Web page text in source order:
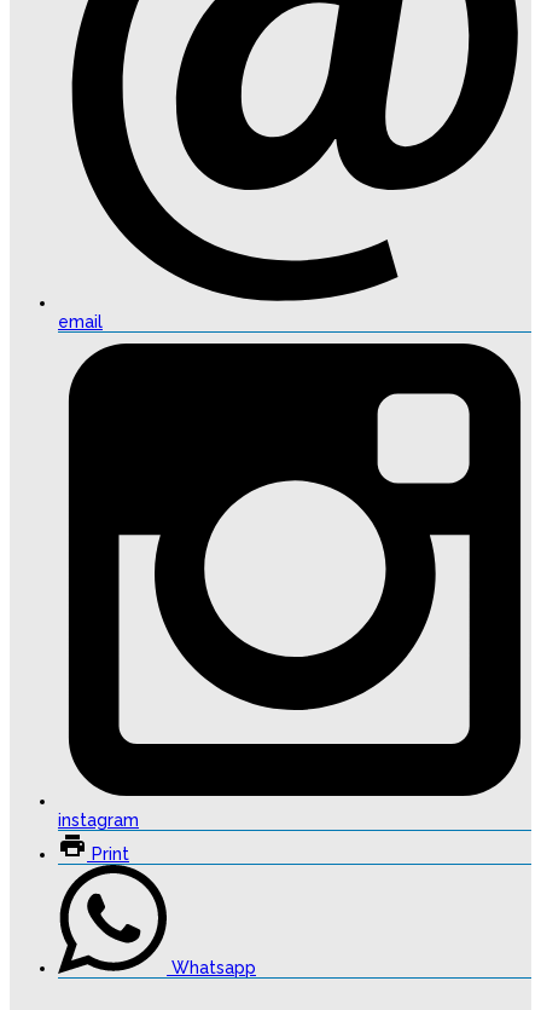
email
instagram
Print
Whatsapp